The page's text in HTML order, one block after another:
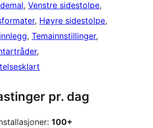
, Venstre sidestolpe
, Høyre sidestolpe
, Temainnstillinger
pr. dag
100+